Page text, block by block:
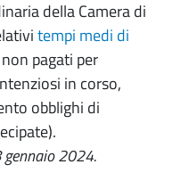
della Camera di
tempi medi di
pagati per
in corso,
obblighi di
2024.